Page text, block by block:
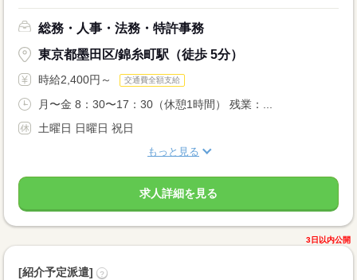
総務・人事・法務・特許事務
東京都墨田区/錦糸町駅（徒歩 5分）
時給2,400円～ 交通費全額支給
月〜金 8：30〜17：30（休憩1時間） 残業：...
土曜日 日曜日 祝日
もっと見る
求人詳細を見る
3日以内公開
[紹介予定派遣] ?